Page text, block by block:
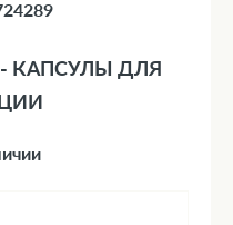
КАПСУЛЫ ДЛЯ